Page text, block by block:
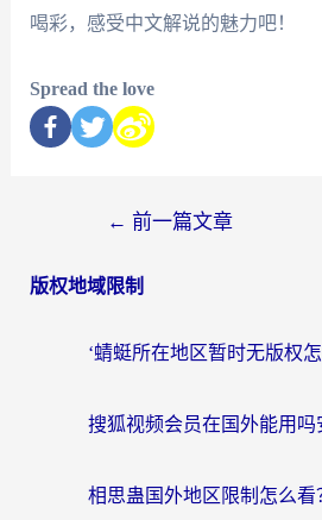
喝彩，感受中文解说的魅力吧！
Spread the love
← 前一篇文章
版权地域限制